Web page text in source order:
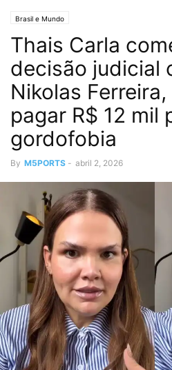
Brasil e Mundo
Thais Carla
decisão judicial
Nikolas
pagar R$ 12 mil
gordofobia
By M5PORTS - abril 2, 2026